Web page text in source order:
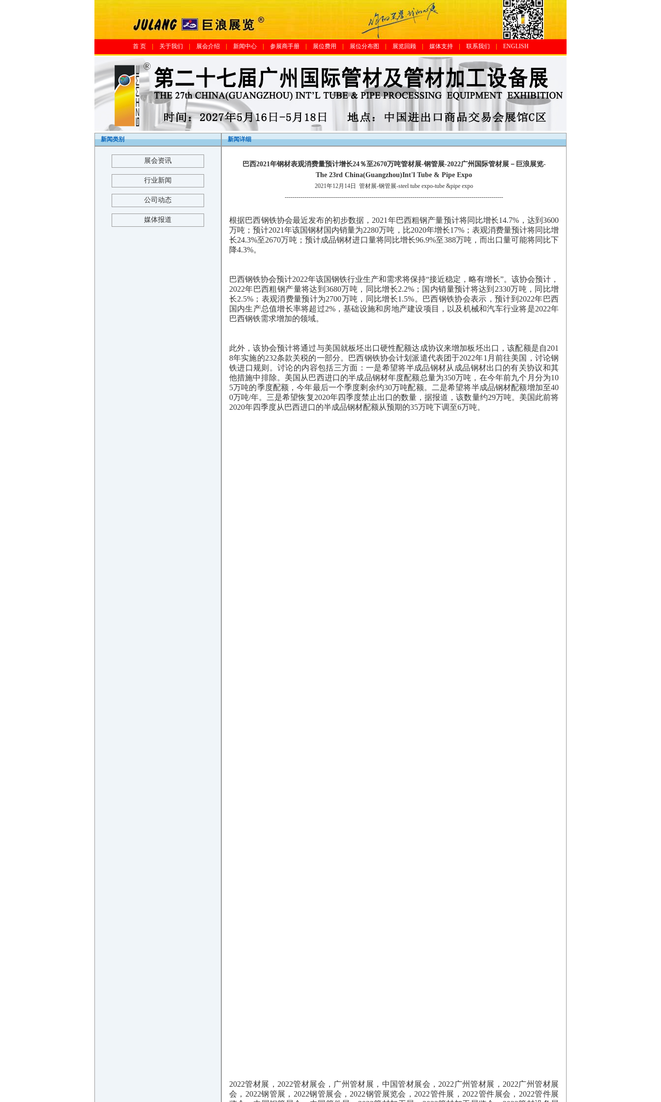
首 页 关于我们 展会介绍 新闻中心 参展商手册| 展位费用 展位分布图 展览回顾 媒体支持| 联系我们 ENGLISH
新闻类别
展会资讯
行业新闻
公司动态
媒体报道
新闻详细
巴西2021年钢材表观消费量预计增长24％至2670万吨管材展-钢管展-2022广州国际管材展－巨浪展览-
The 23rd China(Guangzhou)Int'l Tube & Pipe Expo
2021年12月14日
管材展-钢管展-steel tube expo-tube &pipe expo
---------------------------------------------------------------------------------------------------------------
根据巴西钢铁协会最近发布的初步数据，2021年巴西粗钢产量预计将同比增长14.7%，达到3600
万吨；预计2021年该国钢材国内销量为2280万吨，比2020年增长17%；表观消费量预计将同比增
长24.3%至2670万吨；预计成品钢材进口量将同比增长96.9%至388万吨，而出口量可能将同比下
降4.3%。
巴西钢铁协会预计2022年该国钢铁行业生产和需求将保持“接近稳定，略有增长”。该协会预计，
2022年巴西粗钢产量将达到3680万吨，同比增长2.2%；国内销量预计将达到2330万吨，同比增
长2.5%；表观消费量预计为2700万吨，同比增长1.5%。巴西钢铁协会表示，预计到2022年巴西
国内生产总值增长率将超过2%，基础设施和房地产建设项目，以及机械和汽车行业将是2022年
巴西钢铁需求增加的领域。
此外，该协会预计将通过与美国就板坯出口硬性配额达成协议来增加板坯出口，该配额是自201
8年实施的232条款关税的一部分。巴西钢铁协会计划派遣代表团于2022年1月前往美国，讨论钢
铁进口规则。讨论的内容包括三方面：一是希望将半成品钢材从成品钢材出口的有关协议和其
他措施中排除。美国从巴西进口的半成品钢材年度配额总量为350万吨，在今年前九个月分为10
5万吨的季度配额，今年最后一个季度剩余约30万吨配额。二是希望将半成品钢材配额增加至40
0万吨/年。三是希望恢复2020年四季度禁止出口的数量，据报道，该数量约29万吨。美国此前将
2020年四季度从巴西进口的半成品钢材配额从预期的35万吨下调至6万吨。
2022管材展，2022管材展会，广州管材展，中国管材展会，2022广州管材展，2022广州管材展
会，2022钢管展，2022钢管展会，2022钢管展览会，2022管件展，2022管件展会，2022管件展